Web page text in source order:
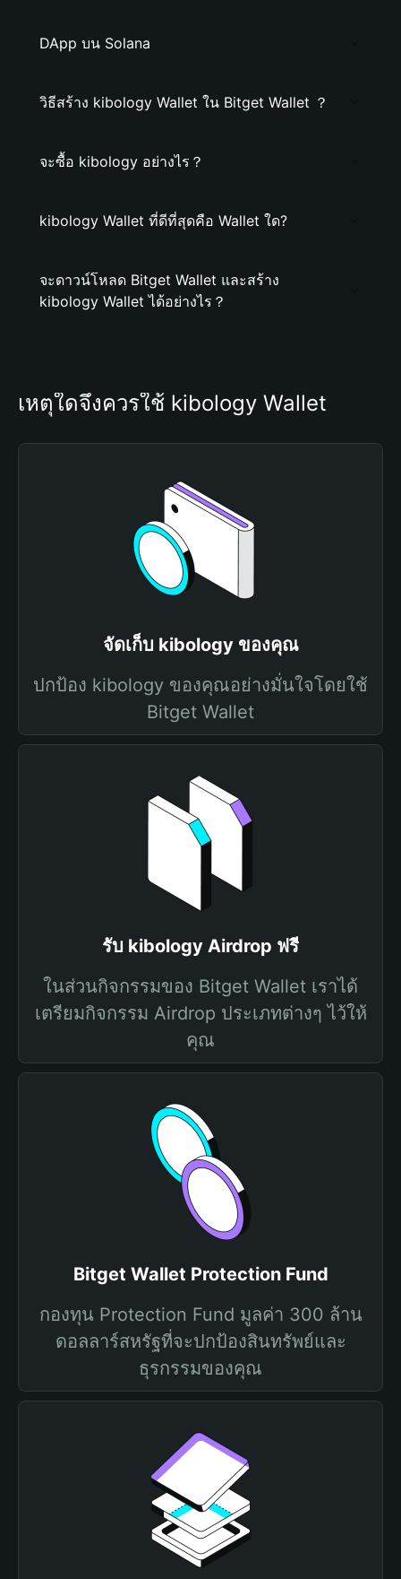
DApp บน Solana
วิธีสร้าง kibology Wallet ใน Bitget Wallet ？
จะซื้อ kibology อย่างไร？
kibology Wallet ที่ดีที่สุดคือ Wallet ใด?
จะดาวน์โหลด Bitget Wallet และสร้าง
kibology Wallet ได้อย่างไร？
เหตุใดจึงควรใช้ kibology Wallet
จัดเก็บ kibology ของคุณ
ปกป้อง kibology ของคุณอย่างมั่นใจโดยใช้
Bitget Wallet
รับ kibology Airdrop ฟรี
ในส่วนกิจกรรมของ Bitget Wallet เราได้
เตรียมกิจกรรม Airdrop ประเภทต่างๆ ไว้ให้
คุณ
Bitget Wallet Protection Fund
กองทุน Protection Fund มูลค่า 300 ล้าน
ดอลลาร์สหรัฐที่จะปกป้องสินทรัพย์และ
ธุรกรรมของคุณ